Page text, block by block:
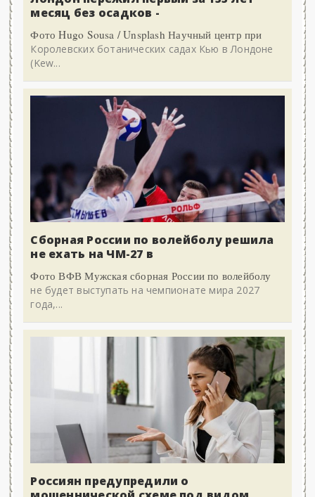
месяц без осадков -
Фото Hugo Sousa / Unsplash Научный центр при
Королевских ботанических садах Кью в Лондоне
(Kew...
Сборная России по волейболу решила
не ехать на ЧМ-27 в
Фото ВФВ Мужская сборная России по волейболу
не будет выступать на чемпионате мира 2027
года,...
Россиян предупредили о